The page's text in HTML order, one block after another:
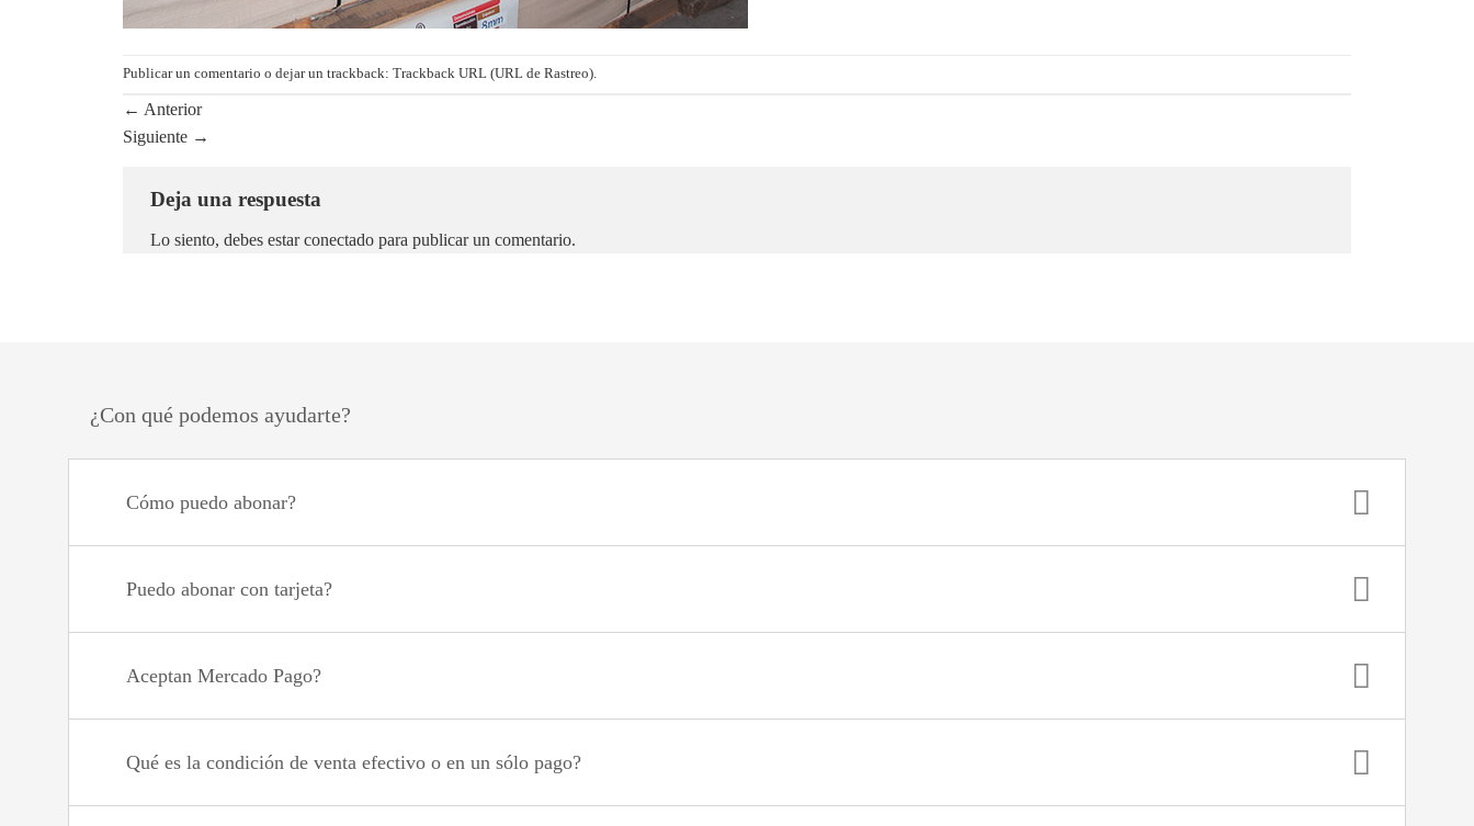
Publicar un comentario o dejar un trackback: Trackback URL (URL de Rastreo).
← Anterior
Siguiente →
Deja una respuesta
Lo siento, debes estarconectado para publicar un comentario.
¿Con qué podemos ayudarte?
Cómo puedo abonar?
Puedo abonar con tarjeta?
Aceptan Mercado Pago?
Qué es la condición de venta efectivo o en un sólo pago?